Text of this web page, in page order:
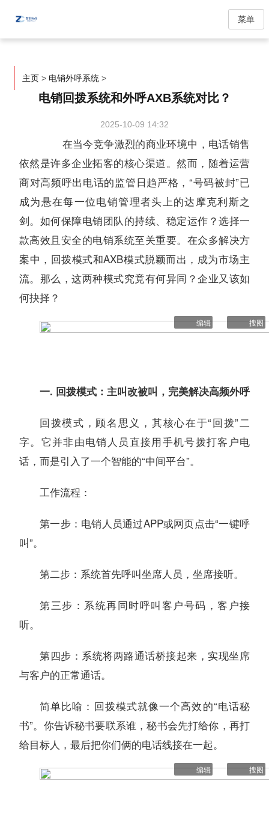
菜单
主页 > 电销外呼系统 >
电销回拨系统和外呼AXB系统对比？
2025-10-09 14:32
在当今竞争激烈的商业环境中，电话销售
依然是许多企业拓客的核心渠道。然而，随着运营
商对高频呼出电话的监管日趋严格，“号码被封”已
成为悬在每一位电销管理者头上的达摩克利斯之
剑。如何保障电销团队的持续、稳定运作？选择一
款高效且安全的电销系统至关重要。在众多解决方
案中，回拨模式和AXB模式脱颖而出，成为市场主
流。那么，这两种模式究竟有何异同？企业又该如
何抉择？
编辑 搜图
一. 回拨模式：主叫改被叫，完美解决高频外呼
回拨模式，顾名思义，其核心在于“回拨”二
字。它并非由电销人员直接用手机号拨打客户电
话，而是引入了一个智能的“中间平台”。
工作流程：
第一步：电销人员通过APP或网页点击“一键呼
叫”。
第二步：系统首先呼叫坐席人员，坐席接听。
第三步：系统再同时呼叫客户号码，客户接
听。
第四步：系统将两路通话桥接起来，实现坐席
与客户的正常通话。
简单比喻：回拨模式就像一个高效的“电话秘
书”。你告诉秘书要联系谁，秘书会先打给你，再打
给目标人，最后把你们俩的电话线接在一起。
编辑 搜图